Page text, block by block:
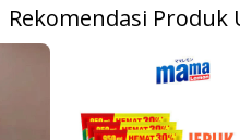
Rekomendasi Produk